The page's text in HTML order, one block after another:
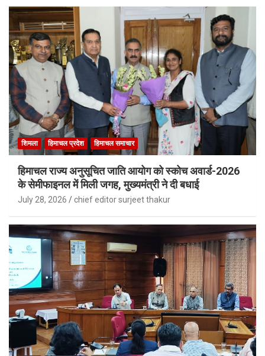
शिमला हिमाचल प्रदेश हिमाचल समाचार
हिमाचल राज्य अनुसूचित जाति आयोग को स्कोच अवार्ड-2026
के सेमीफाइनल में मिली जगह, मुख्यमंत्री ने दी बधाई
July 28, 2026 chief editor surjeet thakur